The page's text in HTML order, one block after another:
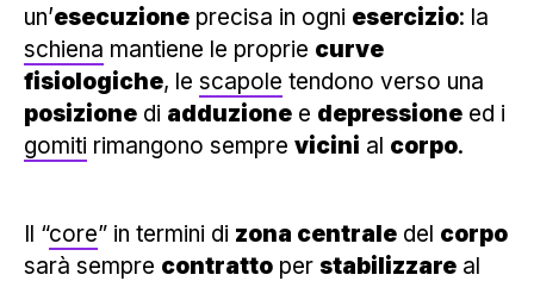
un’esecuzione precisa in ogni esercizio: la
schiena mantiene le proprie curve
fisiologiche, le scapole tendono verso una
posizione di adduzione e depressione ed i
gomiti rimangono sempre vicini al corpo.
Il “core” in termini di zona centrale del corpo
sarà sempre contratto per stabilizzare al